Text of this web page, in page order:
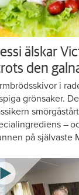
älskar
den
i
grönsaker.
–
på självaste